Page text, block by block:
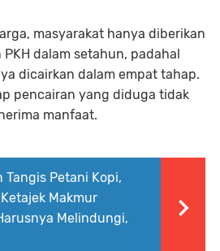
masyarakat hanya diberikan
dalam setahun, padahal
dicairkan dalam empat tahap.
pencairan yang diduga tidak
manfaat.
Tangis Petani Kopi,
Makmur
Melindungi,